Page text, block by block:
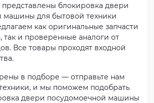
представлены блокировка двери
машины для бытовой техники
как оригинальные запчасти
так и проверенные аналоги от
Все товары проходят входной
в подборе — отправьте нам
и мы поможем подобрать
двери посудомоечной машины